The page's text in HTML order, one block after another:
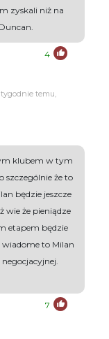
zyskali niż na
4
temu,
klubem w tym
szczególnie że to
będzie jeszcze
wie że pieniądze
etapem będzie
wiadome to Milan
7